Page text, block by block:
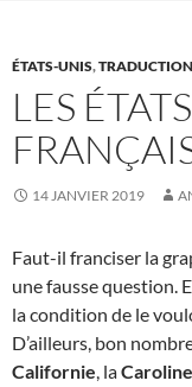
ÉTATS-UNIS,TRADUCTION
LES
14 JANVIER 2019
Faut-il franciser la
une fausse question.
la condition de le
D’ailleurs, bon
Californie, laCaroline